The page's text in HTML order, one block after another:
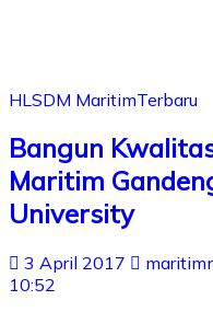
HL SDM MaritimTerbaru
Bangun
Maritim
University
3 April 2017
10:52